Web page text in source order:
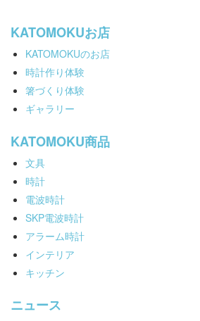
KATOMOKUお店
KATOMOKUのお店
時計作り体験
箸づくり体験
ギャラリー
KATOMOKU商品
文具
時計
電波時計
SKP電波時計
アラーム時計
インテリア
キッチン
ニュース